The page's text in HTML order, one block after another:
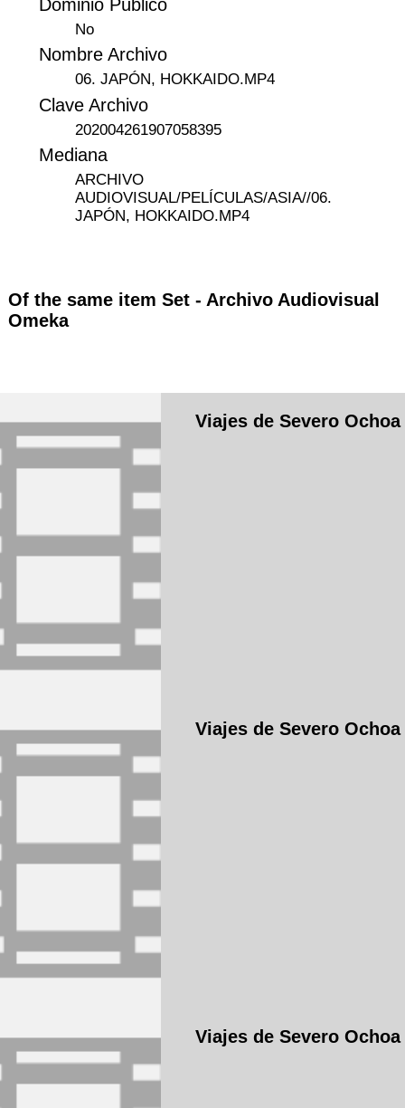
Dominio Público
No
Nombre Archivo
06. JAPÓN, HOKKAIDO.MP4
Clave Archivo
202004261907058395
Mediana
ARCHIVO
AUDIOVISUAL/PELÍCULAS/ASIA//06.
JAPÓN, HOKKAIDO.MP4
Of the same item Set - Archivo Audiovisual
Omeka
Viajes de Severo Ochoa
Viajes de Severo Ochoa
Viajes de Severo Ochoa